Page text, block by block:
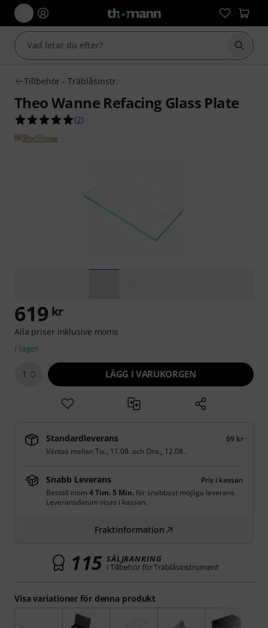
Börja
Tillbehör - Träblåsinstr.
Theo Wanne Refacing Glass Plate
5.0 av 5 stjärnor från 2 kundbetyg
(2)
Visa variationer för denna produkt
619 kr
Alla priser inklusive moms
i lager
1 LÄGG I VARUKORGEN
Standardleverans
69 kr
Väntas mellanTis., 11.08. och Ons., 12.08..
Snabb Leverans
Pris i kassan
Beställ inom 4 Tim. 5 Min.för snabbast möjliga leverans.
Leveransdatum visas i kassan.
Fraktinformation
115 SÄLJRANKING
i Tillbehör för Träblåsinstrument